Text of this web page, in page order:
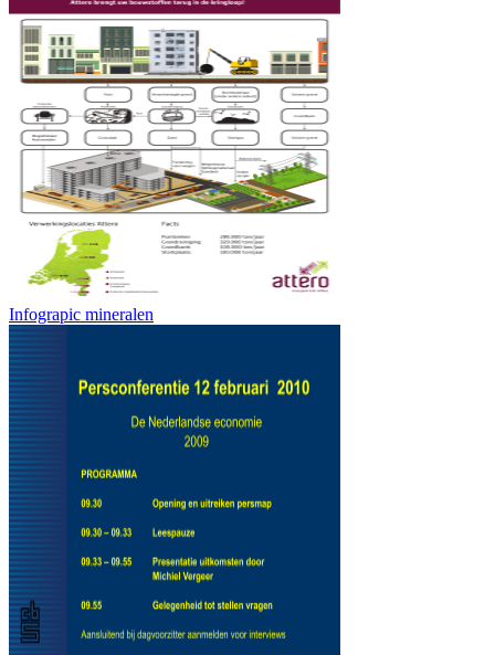
Infograpic mineralen